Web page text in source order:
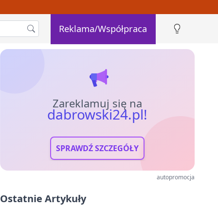
Reklama/Współpraca
Zareklamuj się na
dabrowski24.pl!
SPRAWDŹ SZCZEGÓŁY
autopromocja
Ostatnie Artykuły